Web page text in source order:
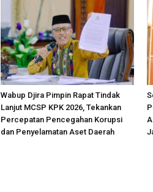
Wabup Djira Pimpin Rapat Tindak
Lanjut MCSP KPK 2026, Tekankan
Percepatan Pencegahan Korupsi
dan Penyelamatan Aset Daerah